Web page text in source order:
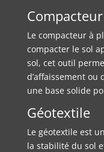
Le compacteur à
compacter le sol
sol, cet outil
d’affaissement
une base solide
Géotextile
Le géotextile est
la stabilité du sol